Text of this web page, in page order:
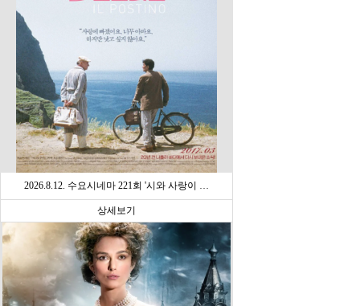
2026.8.12. 수요시네마 221회 '시와 사랑이 …
상세보기